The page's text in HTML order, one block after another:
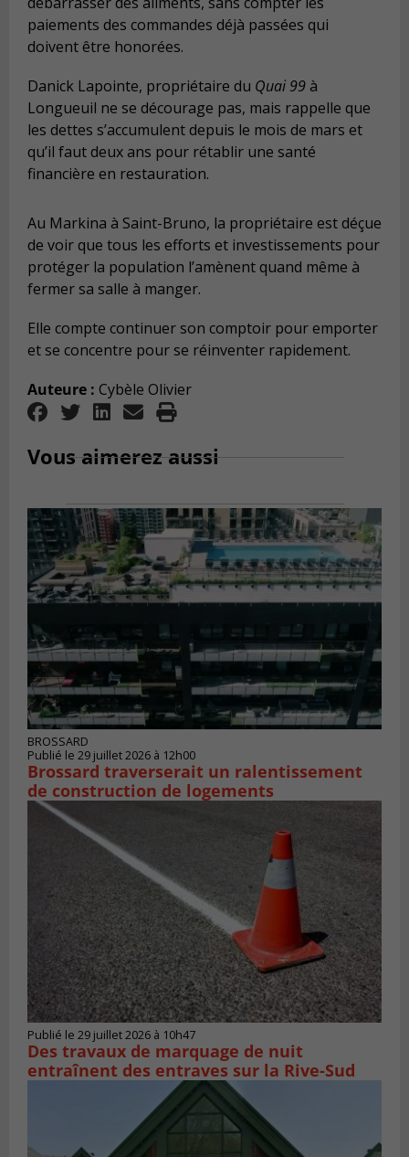
paiements des commandes déjà passées qui
doivent être honorées.
Danick Lapointe, propriétaire du Quai 99à
Longueuil ne se décourage pas, mais rappelle que
les dettes s’accumulent depuis le mois de mars et
qu’il faut deux ans pour rétablir une santé
financière en restauration.
Au Markina à Saint-Bruno, la propriétaire est déçue
de voir que tous les efforts et investissements pour
protéger la population l’amènent quand même à
fermer sa salle à manger.
Elle compte continuer son comptoir pour emporter
et se concentre pour se réinventer rapidement.
Auteure : Cybèle Olivier
Vous aimerez aussi
BROSSARD
Publié le 29 juillet 2026 à 12h00
Brossard traverserait un ralentissement
de construction de logements
Publié le 29 juillet 2026 à 10h47
Des travaux de marquage de nuit
entraînent des entraves sur la Rive-Sud